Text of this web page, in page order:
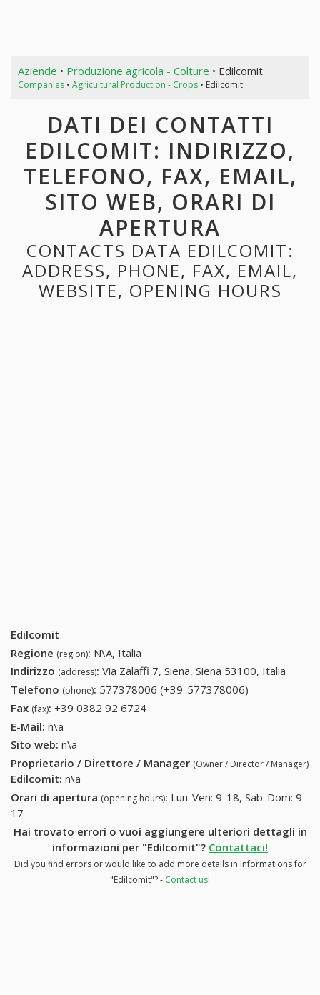
Aziende • Produzione agricola - Colture • Edilcomit
Companies• Agricultural Production - Crops• Edilcomit
DATI DEI CONTATTI
EDILCOMIT: INDIRIZZO,
TELEFONO, FAX, EMAIL,
SITO WEB, ORARI DI
APERTURA
CONTACTS DATA EDILCOMIT:
ADDRESS, PHONE, FAX, EMAIL,
WEBSITE, OPENING HOURS
Edilcomit
Regione (region): N\A, Italia
Indirizzo (address): Via Zalaffi 7, Siena, Siena 53100, Italia
Telefono (phone): 577378006 (+39-577378006)
Fax (fax): +39 0382 92 6724
E-Mail: n\a
Sito web: n\a
Proprietario / Direttore / Manager (Owner / Director / Manager)
Edilcomit: n\a
Orari di apertura (opening hours): Lun-Ven: 9-18, Sab-Dom: 9-
17
Hai trovato errori o vuoi aggiungere ulteriori dettagli in
informazioni per "Edilcomit"? Contattaci!
Did you find errors or would like to add more details in informations for
"Edilcomit"? - Contact us!